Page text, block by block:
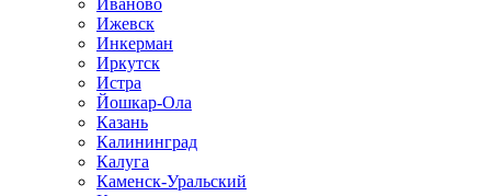
Иваново
Ижевск
Инкерман
Иркутск
Истра
Йошкар-Ола
Казань
Калининград
Калуга
Каменск-Уральский